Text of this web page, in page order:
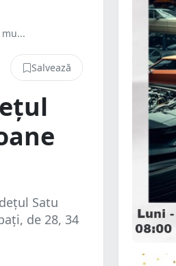
Salvează
Satu
de 28, 34